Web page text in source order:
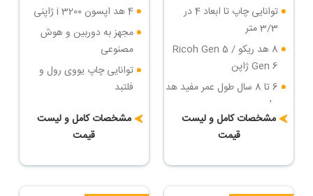
4 هد اپسون i 3200 ژاپنی
مجهز به دوربین و هوش
مصنوعی
توانایی چاپ یووی رول و
فلتبد
در ساعت
دارای روتاری جهت چاپ روی
اجسام مدور
مشخصات کامل و لیست
قیمت
توانایی چاپ تا ابعاد 4 در
3/3 متر
8 هد ریکو Ricoh Gen 5 /
Gen 6 ژاپن
6 تا 8 سال طول عمر مفید هد
چاپ
سرعت چاپ : تا 84 مترمربع
بزرگترین دستگاه چاپ فلتبد
مشخصات کامل و لیست
قیمت